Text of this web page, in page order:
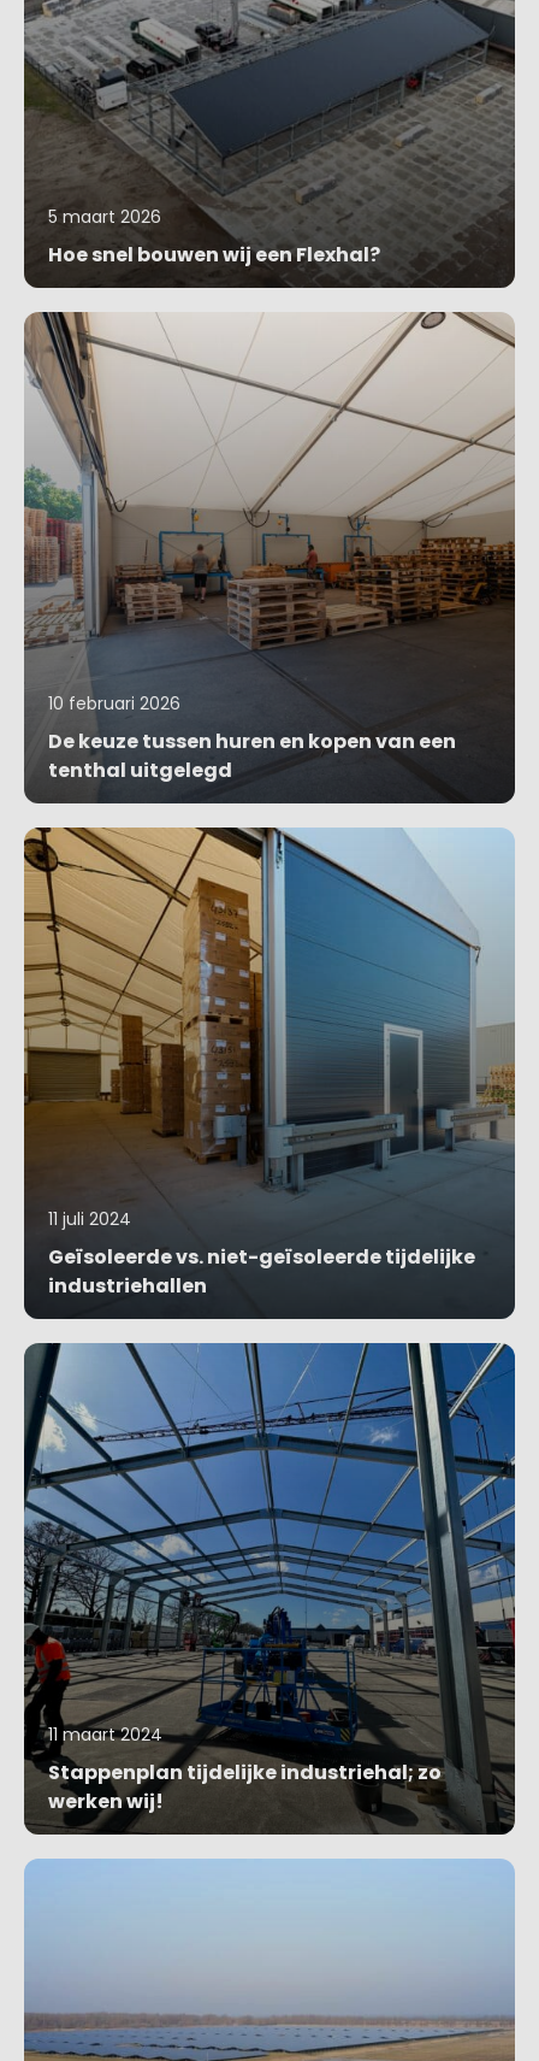
5 maart 2026
Hoe snel bouwen wij een Flexhal?
10 februari 2026
De keuze tussen huren en kopen van een
tenthal uitgelegd
11 juli 2024
Geïsoleerde vs. niet-geïsoleerde tijdelijke
industriehallen
11 maart 2024
Stappenplan tijdelijke industriehal; zo
werken wij!